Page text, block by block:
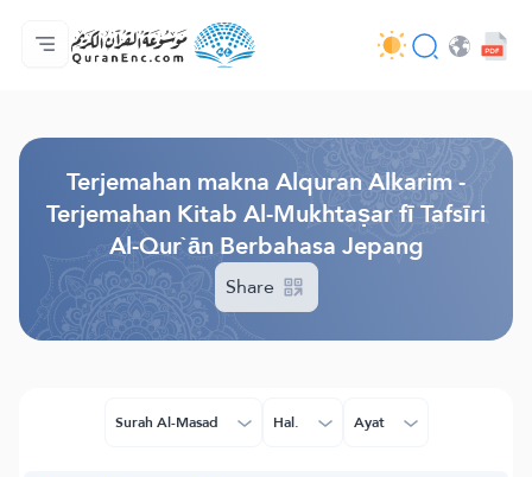
Beranda
Daftar isi terjemahan
Audio
Layanan pengembang - API
Tentang proyek ini
Hubungi kami
Bahasa
Terjemahan makna Alquran Alkarim -
Terjemahan Kitab Al-Mukhtaṣar fī Tafsīri
Al-Qur`ān Berbahasa Jepang
Share
Surah Al-Masad Hal. Ayat